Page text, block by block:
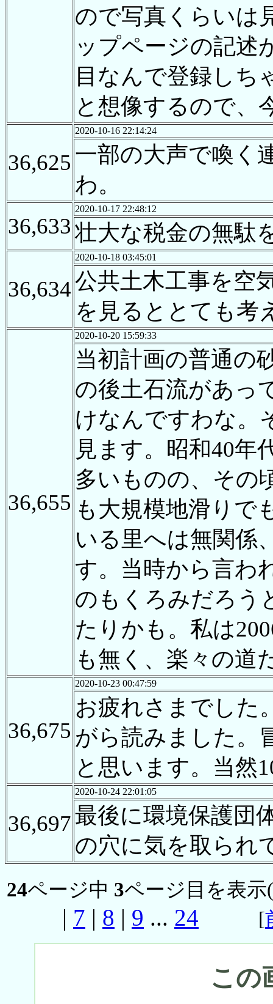
ので写真くらいは
ップページの記述
目なんで登録しち
と想像するので、
36,625
2020-10-16 22:14:24
一部の大声で喚く
わ。
36,633
2020-10-17 22:48:12
壮大な税金の無駄
36,634
2020-10-18 03:45:01
公共土木工事を空
を見るととても考
36,655
2020-10-20 15:59:33
当初計画の普通の
の後土石流があっ
けなんですわな。
見ます。昭和40年
多いものの、その
も大規模地滑りで
いる里へは無関係
す。当時から言わ
のもくろみだろう
たりかも。私は
も無く、楽々の道
36,675
2020-10-23 00:47:59
お疲れさまでした
がら読みました。
と思います。当然
36,697
2020-10-24 22:01:05
最後に環境保護団
の穴に気を取られ
24ページ中 3ページ目を表示
| 7 | 8 | 9 ... 24 [
この